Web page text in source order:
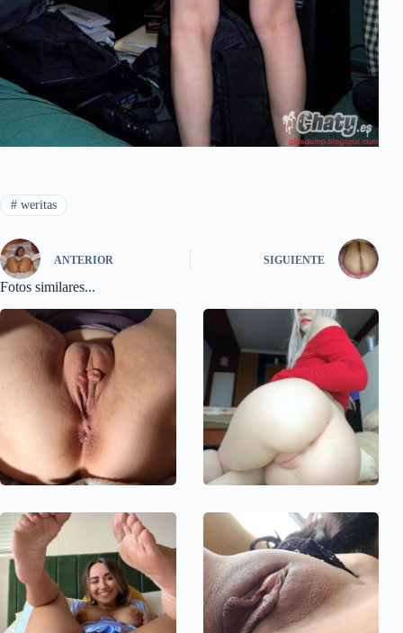
#weritas
ANTERIOR SIGUIENTE
Fotos similares...